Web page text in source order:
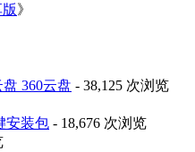
》
360云盘 - 38,125 次浏览
安装包 - 18,676 次浏览